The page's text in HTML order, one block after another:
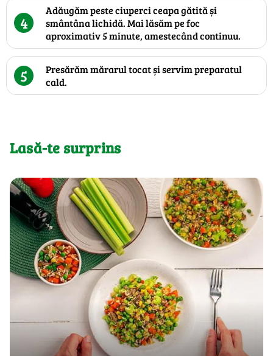
4
Adăugăm peste ciuperci ceapa gătită și
smântâna lichidă. Mai lăsăm pe foc
aproximativ 5 minute, amestecând continuu.
5
Presărăm mărarul tocat și servim preparatul
cald.
Lasă-te surprins